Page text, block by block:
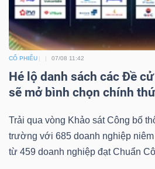
CỔ PHIẾU 07/08 11:42
Hé lộ danh sách các Đề
sẽ mở bình chọn chính
Trải qua vòng Khảo sát Công bố
trường với 685 doanh nghiệp
từ 459 doanh nghiệp đạt Chuẩn